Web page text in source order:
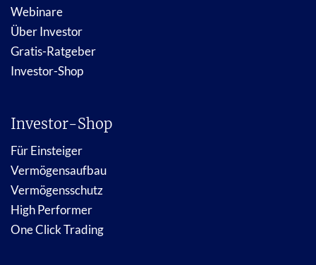
Webinare
Über Investor
Gratis-Ratgeber
Investor-Shop
Investor-Shop
Für Einsteiger
Vermögensaufbau
Vermögensschutz
High Performer
One Click Trading